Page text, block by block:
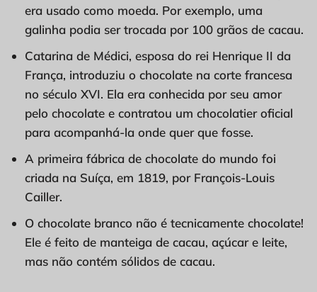
era usado como moeda. Por exemplo, uma
galinha podia ser trocada por 100 grãos de cacau.
Catarina de Médici, esposa do rei Henrique II da
França, introduziu o chocolate na corte francesa
no século XVI. Ela era conhecida por seu amor
pelo chocolate e contratou um chocolatier oficial
para acompanhá-la onde quer que fosse.
A primeira fábrica de chocolate do mundo foi
criada na Suíça, em 1819, por François-Louis
Cailler.
O chocolate branco não é tecnicamente chocolate!
Ele é feito de manteiga de cacau, açúcar e leite,
mas não contém sólidos de cacau.